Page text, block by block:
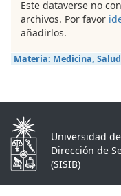
Este dataverse no
archivos. Por favor
añadirlos.
Materia: Medicina,
Universidad
Dirección de
(SISIB)